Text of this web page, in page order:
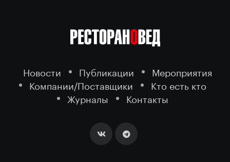
Новости Публикации
Мероприятия
Компании/Поставщики
Кто есть кто
Журналы
Контакты